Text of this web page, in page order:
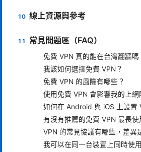
線上資源與參考
常見問題區（FAQ）
免費 VPN 真的能在台灣翻牆嗎
我該如何選擇免費 VPN？
免費 VPN 的風險有哪些？
使用免費 VPN 會影響我的上網
如何在 Android 與 iOS 上設置
有沒有推薦的免費 VPN 最長使
VPN 的常見協議有哪些，差異
我可以在同一台裝置上同時使